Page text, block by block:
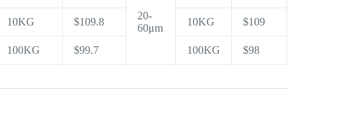
20-
60μm
10KG $109.8 10KG $109
100KG $99.7 100KG $98